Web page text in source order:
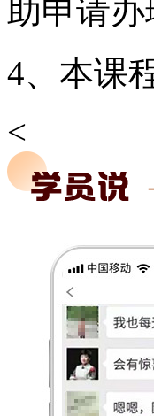
助申请办
4、本课
<